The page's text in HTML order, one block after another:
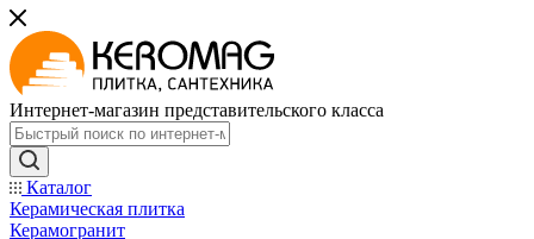
Интернет-магазин представительского класса
Каталог
Керамическая плитка
Керамогранит